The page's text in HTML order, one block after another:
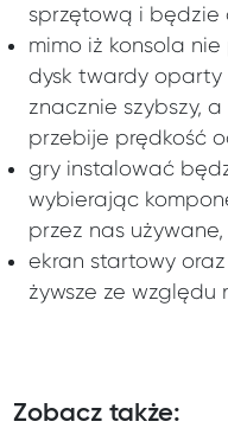
sprzętową i będzie
mimo iż konsola
dysk twardy oparty
znacznie szybszy,
przebije prędkość
gry instalować
wybierając
przez nas używane,
ekran startowy
żywsze ze
Zobacz także: